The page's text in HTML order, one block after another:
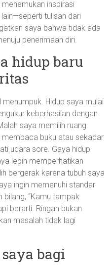
inspirasi
tulisan dari
saya bahwa tidak ada
penerimaan diri.
hidup baru
Hidup saya mulai
keberhasilan dengan
saya memilih ruang
buku atau sekadar
udara sore. Gaya hidup
lebih memperhatikan
bergerak karena tubuh saya
ingin memenuhi standar
bilang, “Kamu tampak
berarti. Ringan bukan
masalah tidak lagi
bagi